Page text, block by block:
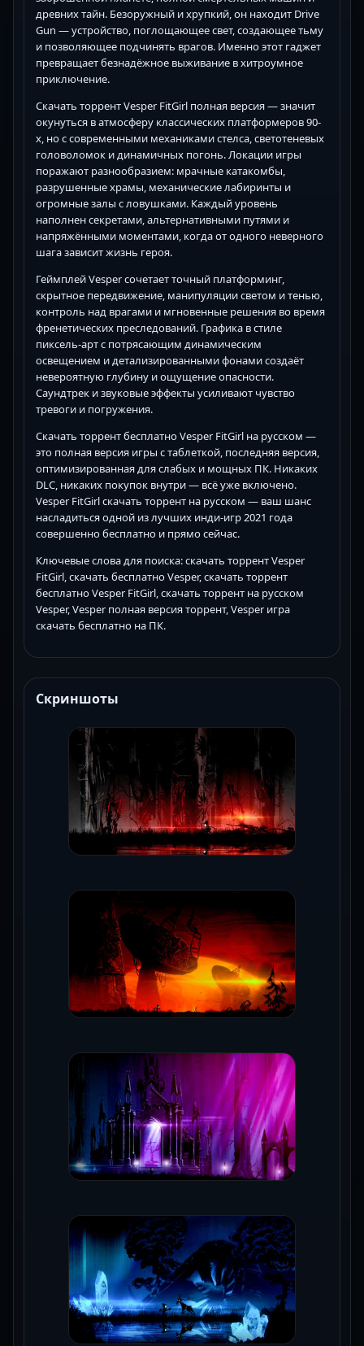
древних тайн. Безоружный и хрупкий, он находит Drive
Gun — устройство, поглощающее свет, создающее тьму
и позволяющее подчинять врагов. Именно этот гаджет
превращает безнадёжное выживание в хитроумное
приключение.
Скачать торрент Vesper FitGirl полная версия — значит
окунуться в атмосферу классических платформеров 90-
х, но с современными механиками стелса, светотеневых
головоломок и динамичных погонь. Локации игры
поражают разнообразием: мрачные катакомбы,
разрушенные храмы, механические лабиринты и
огромные залы с ловушками. Каждый уровень
наполнен секретами, альтернативными путями и
напряжёнными моментами, когда от одного неверного
шага зависит жизнь героя.
Геймплей Vesper сочетает точный платформинг,
скрытное передвижение, манипуляции светом и тенью,
контроль над врагами и мгновенные решения во время
френетических преследований. Графика в стиле
пиксель-арт с потрясающим динамическим
освещением и детализированными фонами создаёт
невероятную глубину и ощущение опасности.
Саундтрек и звуковые эффекты усиливают чувство
тревоги и погружения.
Скачать торрент бесплатно Vesper FitGirl на русском —
это полная версия игры с таблеткой, последняя версия,
оптимизированная для слабых и мощных ПК. Никаких
DLC, никаких покупок внутри — всё уже включено.
Vesper FitGirl скачать торрент на русском — ваш шанс
насладиться одной из лучших инди-игр 2021 года
совершенно бесплатно и прямо сейчас.
Ключевые слова для поиска: скачать торрент Vesper
FitGirl, скачать бесплатно Vesper, скачать торрент
бесплатно Vesper FitGirl, скачать торрент на русском
Vesper, Vesper полная версия торрент, Vesper игра
скачать бесплатно на ПК.
Скриншоты